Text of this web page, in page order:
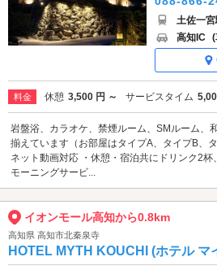
土佐一
高知IC
料金 休憩 3,500 円 ～ サービスタイム
岩盤浴、カラオケ、禁煙ルーム、SMルーム、
揃えています（お部屋はタイプA、タイプB、
ネット動画対応 ・休憩・宿泊共にドリンク2
モーニングサービ...
イオンモール高知から0.8km
高知県 高知市北秦泉寺
HOTEL MYTH KOUCHI (ホテル マ